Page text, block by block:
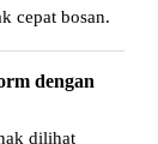
cepat bosan.
dengan
dilihat